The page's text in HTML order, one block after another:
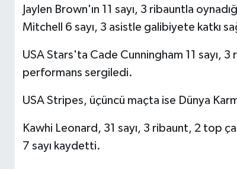
Jaylen Brown'ın 11 sayı, 3 ribauntla
Mitchell 6 sayı, 3 asistle galibiyete katkı
USA Stars'ta Cade Cunningham 11 sayı,
performans sergiledi.
USA Stripes, üçüncü maçta ise Dünya
Kawhi Leonard, 31 sayı, 3 ribaunt, 2 top
7 sayı kaydetti.